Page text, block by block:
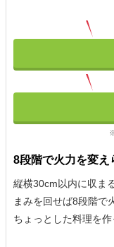
8段階で火力を変え
縦横30cm以内に収ま
まみを回せば8段階で
ちょっとした料理を